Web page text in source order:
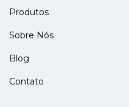
Produtos
Sobre Nós
Blog
Contato